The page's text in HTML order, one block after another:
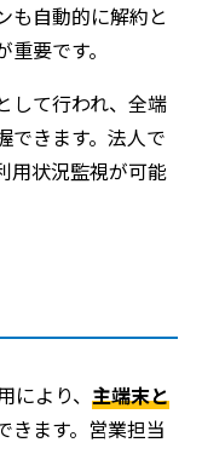
も自動的に解約と
要です。
して行われ、全端
できます。法人で
用状況監視が可能
より、 主端末と
きます。営業担当